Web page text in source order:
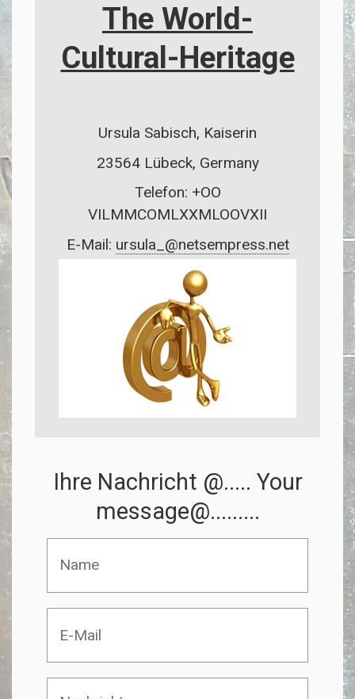
The World-
Cultural-Heritage
Ursula Sabisch, Kaiserin
23564 Lübeck, Germany
Telefon: +OO
VILMMCOMLXXMLOOVXII
E-Mail: ursula_@netsempress.net
Ihre Nachricht @..... Your
message@.........